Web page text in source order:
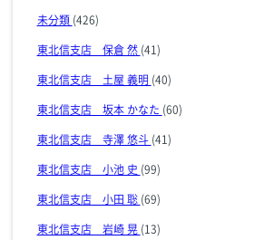
未分類 (426)
東北信支店 保倉 然 (41)
東北信支店 土屋 義明 (40)
東北信支店 坂本 かなた (60)
東北信支店 寺澤 悠斗 (41)
東北信支店 小池 史 (99)
東北信支店 小田 聡 (69)
東北信支店 岩崎 晃 (13)